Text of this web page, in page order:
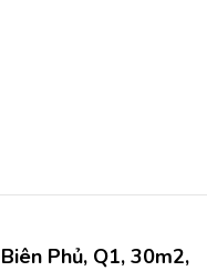
Phủ, Q1, 30m2,